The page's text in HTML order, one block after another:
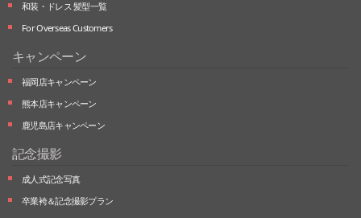
和装・ドレス 髪型一覧
For Overseas Customers
キャンペーン
福岡店キャンペーン
熊本店キャンペーン
鹿児島店キャンペーン
記念撮影
成人式記念写真
卒業袴＆記念撮影プラン